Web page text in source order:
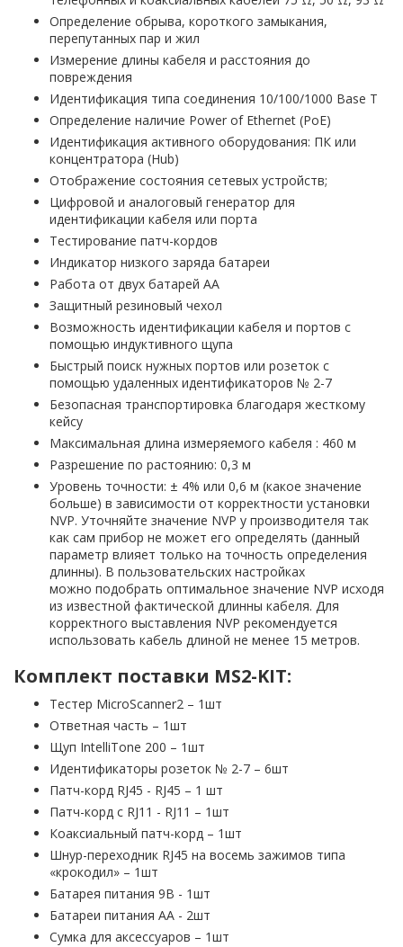
Определение обрыва, короткого замыкания,
перепутанных пар и жил
Измерение длины кабеля и расстояния до
повреждения
Идентификация типа соединения 10/100/1000 Base T
Определение наличие Power of Ethernet (PoE)
Идентификация активного оборудования: ПК или
концентратора (Hub)
Отображение состояния сетевых устройств;
Цифровой и аналоговый генератор для
идентификации кабеля или порта
Тестирование патч-кордов
Индикатор низкого заряда батареи
Работа от двух батарей АА
Защитный резиновый чехол
Возможность идентификации кабеля и портов с
помощью индуктивного щупа
Быстрый поиск нужных портов или розеток с
помощью удаленных идентификаторов № 2-7
Безопасная транспортировка благодаря жесткому
кейсу
Максимальная длина измеряемого кабеля : 460 м
Разрешение по растоянию: 0,3 м
Уровень точности: ± 4% или 0,6 м (какое значение
больше) в зависимости от корректности установки
NVP. Уточняйте значение NVP у производителя так
как сам прибор не может его определять (данный
параметр влияет только на точность определения
длинны). В пользовательских настройках
можно подобрать оптимальное значение NVP исходя
из известной фактической длинны кабеля. Для
корректного выставления NVP рекомендуется
использовать кабель длиной не менее 15 метров.
Комплект поставки MS2-KIT:
Тестер MicroScanner2 – 1шт
Ответная часть – 1шт
Щуп IntelliTone 200 – 1шт
Идентификаторы розеток № 2-7 – 6шт
Патч-корд RJ45 - RJ45 – 1 шт
Патч-корд с RJ11 - RJ11 – 1шт
Коаксиальный патч-корд – 1шт
Шнур-переходник RJ45 на восемь зажимов типа
«крокодил» – 1шт
Батарея питания 9В - 1шт
Батареи питания АА - 2шт
Сумка для аксессуаров – 1шт